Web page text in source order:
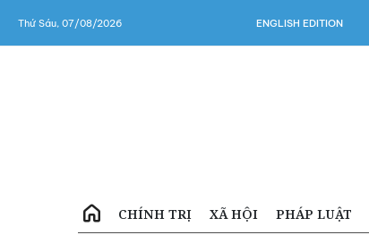
Thứ Sáu, 07/08/2026 ENGLISH EDITION
CHÍNH TRỊ XÃ HỘI PHÁP LUẬT